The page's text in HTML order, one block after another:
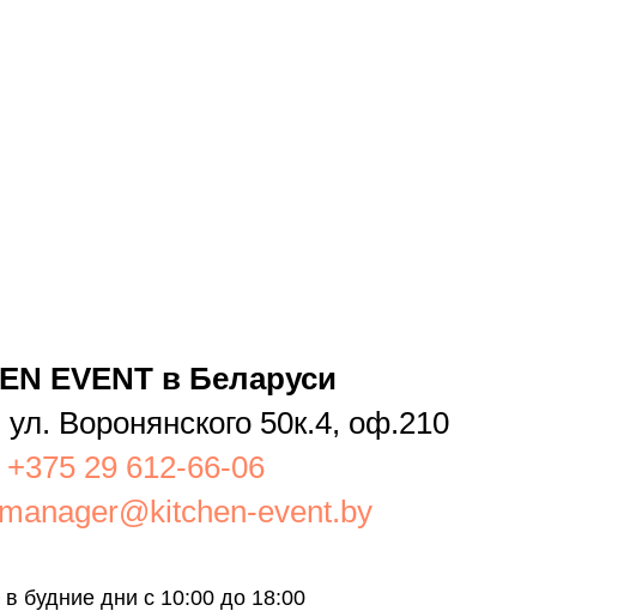
EVENT в Беларуси
Воронянского 50к.4, оф.210
+375 29 612-66-06
manager@kitchen-event.by
будние дни с 10:00 до 18:00